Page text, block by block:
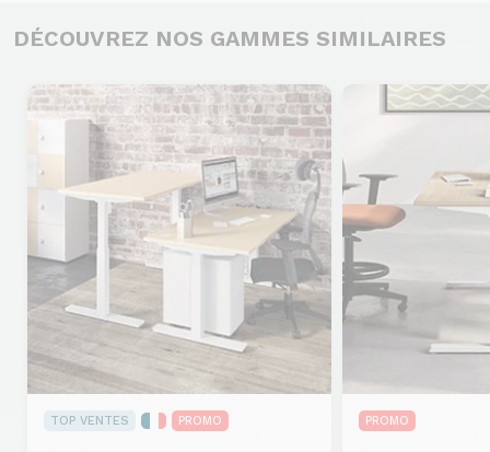
DÉCOUVREZ NOS GAMMES SIMILAIRES
TOP VENTES PROMO PROMO